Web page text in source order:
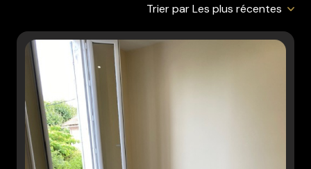
rénovation
l'agence
contact
Trier par Les plus récentes